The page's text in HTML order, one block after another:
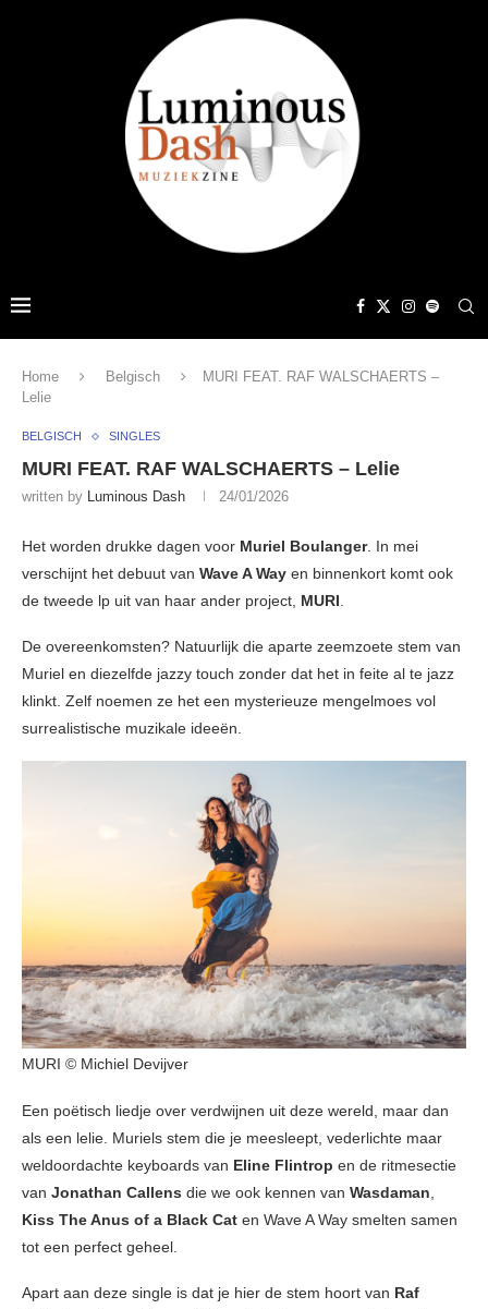
Home Belgisch
MURI FEAT. RAF WALSCHAERTS –
Lelie
BELGISCH SINGLES
MURI FEAT. RAF WALSCHAERTS – Lelie
written by Luminous Dash 24/01/2026
Het worden drukke dagen voor Muriel Boulanger. In mei
verschijnt het debuut van Wave A Way en binnenkort komt ook
de tweede lp uit van haar ander project, MURI.
De overeenkomsten? Natuurlijk die aparte zeemzoete stem van
Muriel en diezelfde jazzy touch zonder dat het in feite al te jazz
klinkt. Zelf noemen ze het een mysterieuze mengelmoes vol
surrealistische muzikale ideeën.
MURI © Michiel Devijver
Een poëtisch liedje over verdwijnen uit deze wereld, maar dan
als een lelie. Muriels stem die je meesleept, vederlichte maar
weldoordachte keyboards van Eline Flintrop en de ritmesectie
van Jonathan Callens die we ook kennen van Wasdaman
Kiss The Anus of a Black Cat en Wave A Way smelten samen
tot een perfect geheel.
Apart aan deze single is dat je hier de stem hoort van Raf